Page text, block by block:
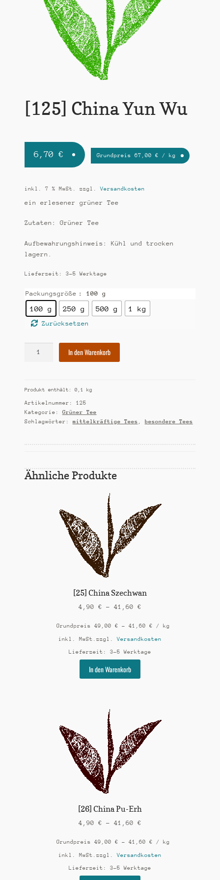
k
t
i
o
n
[125] China Yun Wu
6,70 € Grundpreis67,00€ / kg
inkl. 7 % MwSt. zzgl.Versandkosten
ein erlesener grüner Tee
Zutaten: Grüner Tee
Aufbewahrungshinweis: Kühl und trocken
lagern.
Lieferzeit: 3-5 Werktage
Packungsgröße : 100 g
100 g 250 g 500 g 1 kg
Zurücksetzen
Menge
In den Warenkorb
Produkt enthält: 0,1 kg
Artikelnummer: 125
Kategorie: Grüner Tee
Schlagwörter: mittelkräftige Tees , besondere Tees
Ähnliche Produkte
[25] China Szechwan
4,90 € – 41,60 €
Grundpreis 49,00 € – 41,60 € / kg
inkl. MwSt. zzgl.Versandkosten
Lieferzeit: 3-5 Werktage
In den Warenkorb
Die
Optionen
[26] China Pu-Erh
4,90 € – 41,60 €
Grundpreis 49,00 € – 41,60 € / kg
inkl. MwSt. zzgl.Versandkosten
Lieferzeit: 3-5 Werktage